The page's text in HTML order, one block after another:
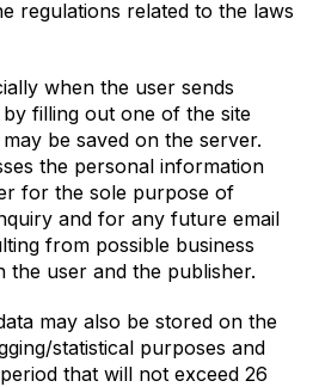
regulations related to the laws
when the user sends
filling out one of the site
be saved on the server.
the personal information
for the sole purpose of
and for any future email
from possible business
the user and the publisher.
may also be stored on the
statistical purposes and
that will not exceed 26